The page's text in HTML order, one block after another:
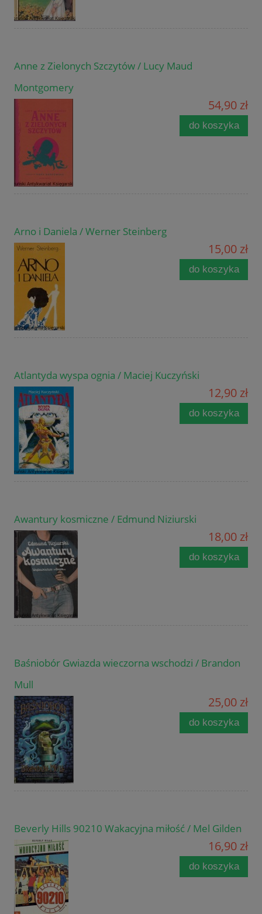
Anne z Zielonych Szczytów / Lucy Maud
Montgomery
54,90 zł
do koszyka
Arno i Daniela / Werner Steinberg
15,00 zł
do koszyka
Atlantyda wyspa ognia / Maciej Kuczyński
12,90 zł
do koszyka
Awantury kosmiczne / Edmund Niziurski
18,00 zł
do koszyka
Baśniobór Gwiazda wieczorna wschodzi / Brandon
Mull
25,00 zł
do koszyka
Beverly Hills 90210 Wakacyjna miłość / Mel Gilden
16,90 zł
do koszyka